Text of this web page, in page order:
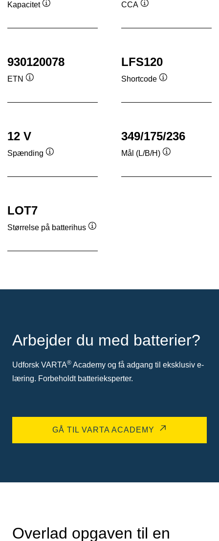
Kapacitet
CCA
930120078
ETN
LFS120
Shortcode
12 V
Spænding
349/175/236
Mål (L/B/H)
LOT7
Størrelse på batterihus
Arbejder du med batterier?
Udforsk VARTA® Academy og få adgang til eksklusiv e-
læring. Forbeholdt batterieksperter.
GÅ TIL VARTA ACADEMY
Overlad opgaven til en